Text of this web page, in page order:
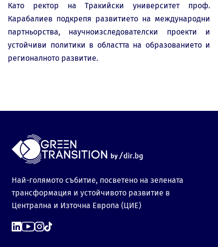
Като ректор на Тракийски университет проф.
Карабалиев подкрепя развитието на международни
партньорства, научноизследователски проекти и
устойчиви политики в областта на образованието и
регионалното развитие.
Най-голямото събитие, посветено на зелената
трансформация и устойчивото развитие в
Централна и Източна Европа (ЦИЕ)